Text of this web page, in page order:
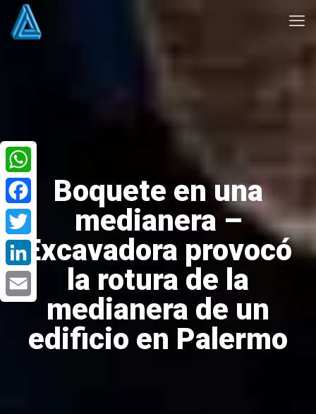
Boquete en una
medianera –
Excavadora provocó
la rotura de la
medianera de un
edificio en Palermo
WhatsApp
Facebook
Twitter
LinkedIn